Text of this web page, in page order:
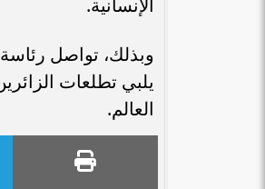
الإنسانية.
وبذلك، تواصل
يلبي تطلعات
العالم.